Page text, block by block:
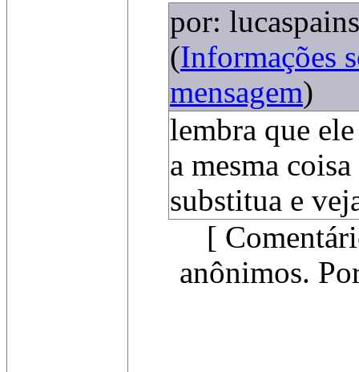
por:
(Informações
mensagem)
lembra que
a mesma
substitua e
[
anônimos.